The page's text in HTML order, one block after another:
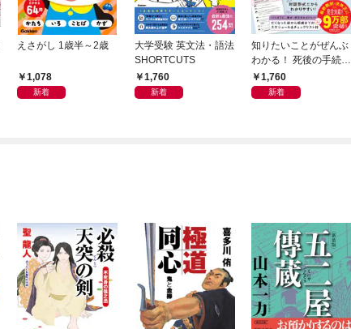
えさがし 1歳半～2歳
1,078
新着
大学受験 英文法・語法
SHORTCUTS
1,760
新着
知りたいことがぜんぶ
わかる！ 死後の手続き
の超基本
1,760
新着